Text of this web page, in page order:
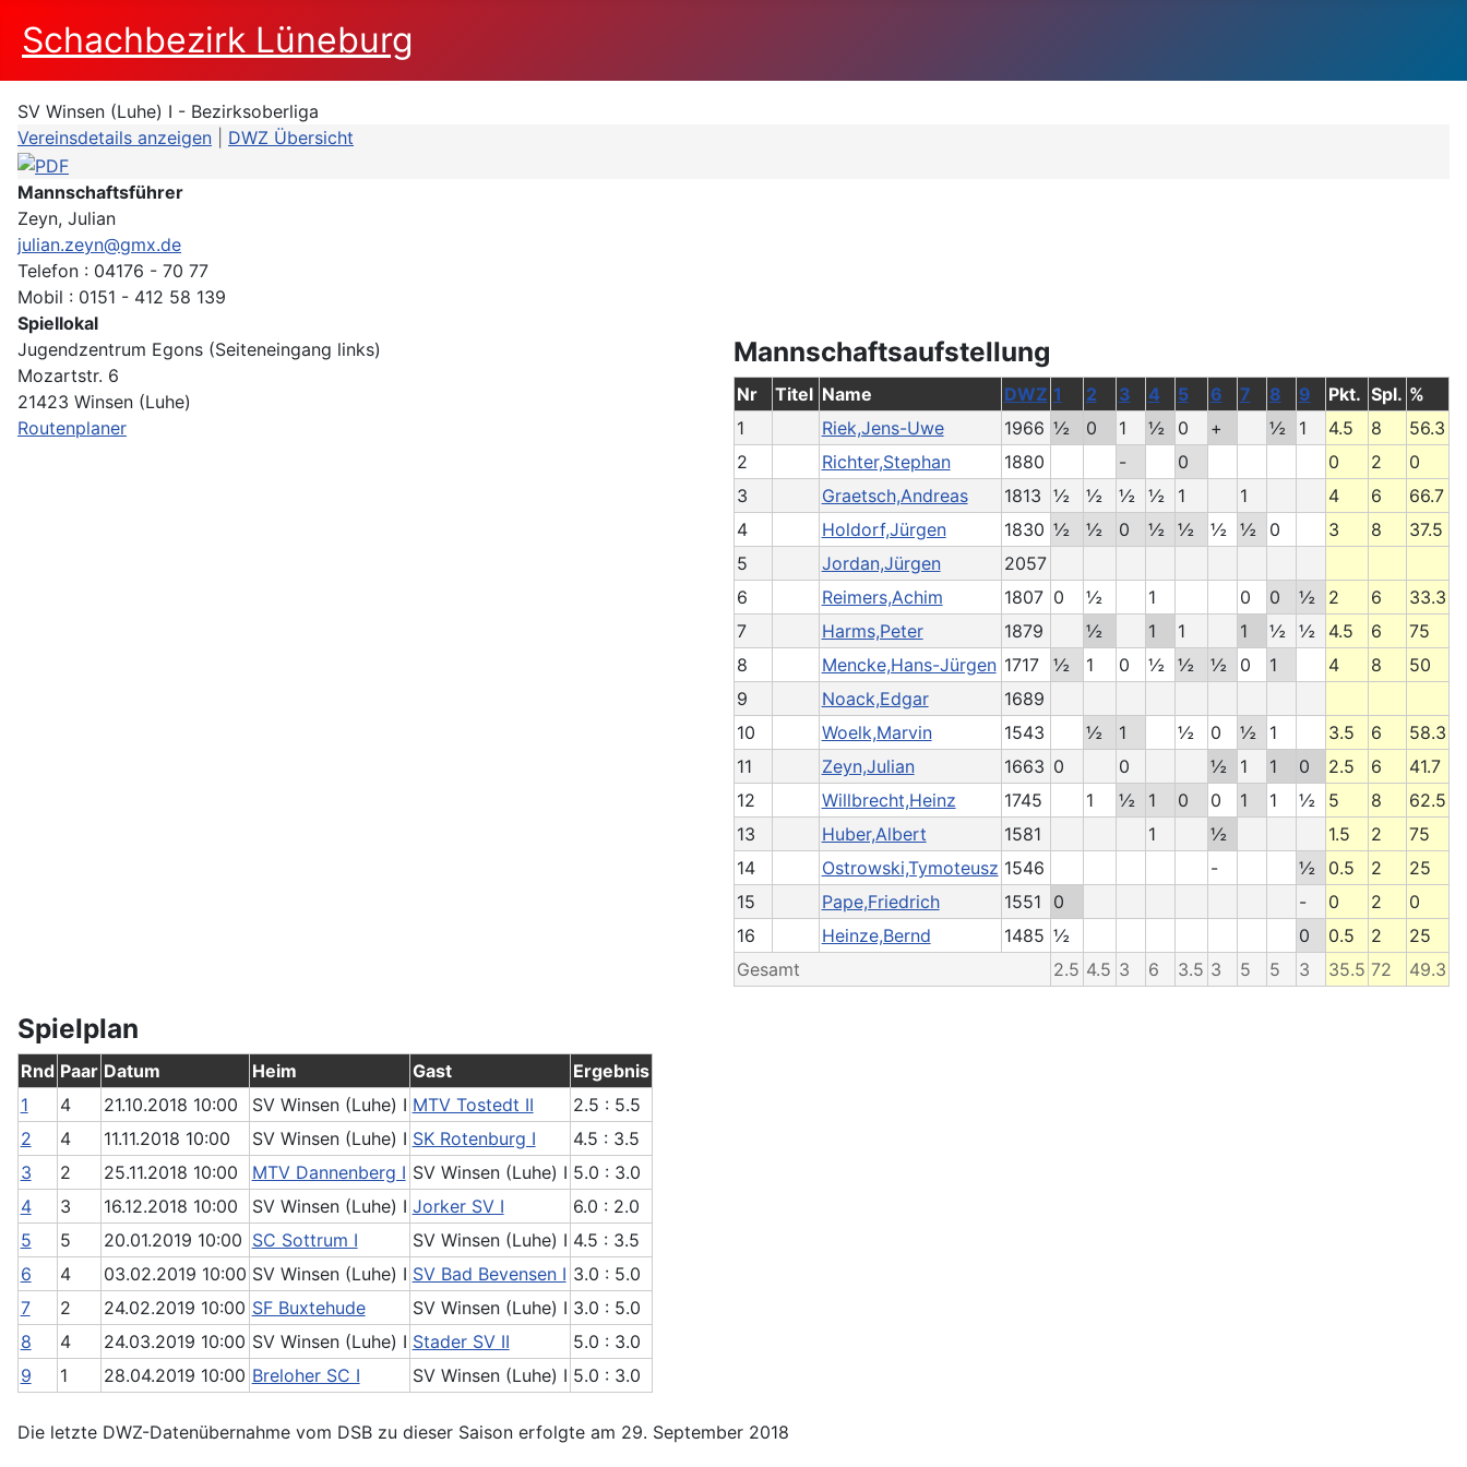
Schachbezirk Lüneburg
SV Winsen (Luhe) I - Bezirksoberliga
Vereinsdetails anzeigen
DWZ Übersicht
Mannschaftsführer
Zeyn, Julian
julian.zeyn@gmx.de
Telefon : 04176 - 70 77
Mobil : 0151 - 412 58 139
Spiellokal
Jugendzentrum Egons (Seiteneingang links)
Mozartstr. 6
21423 Winsen (Luhe)
Routenplaner
Mannschaftsaufstellung
Nr Titel Name DWZ 1 2 3 4 5 6 7 8 9 Pkt. Spl. %
1
Riek,Jens-Uwe 1966 ½ 0 1 ½ 0 + ½ 1 4.5 8
56.3
2
Richter,Stephan 1880 - 0 0 2
0
3
Graetsch,Andreas 1813 ½ ½ ½ ½ 1 1 4 6
66.7
4
Holdorf,Jürgen 1830 ½ ½ 0 ½ ½ ½ ½ 0 3 8
37.5
5
Jordan,Jürgen
2057
6
Reimers,Achim 1807 0 ½ 1 0 0 ½ 2 6
33.3
7
Harms,Peter 1879 ½ 1 1 1 ½ ½ 4.5 6
75
8
Mencke,Hans-Jürgen 1717 ½ 1 0 ½ ½ ½ 0 1 4 8
50
9
Noack,Edgar
1689
10
Woelk,Marvin 1543 ½ 1 ½ 0 ½ 1 3.5 6
58.3
11
Zeyn,Julian 1663 0 0 ½ 1 1 0 2.5 6
41.7
12
Willbrecht,Heinz 1745 1 ½ 1 0 0 1 1 ½ 5 8
62.5
13
Huber,Albert 1581 1 ½ 1.5 2
75
14
Ostrowski,Tymoteusz 1546 - ½ 0.5 2
25
15
Pape,Friedrich 1551 0 - 0 2
0
16
Heinze,Bernd 1485 ½ 0 0.5 2
25
Gesamt
2.5 4.5 3 6 3.5 3 5 5 3 35.5 72 49.3
Spielplan
Rnd Paar Datum Heim Gast
Ergebnis
1
4 21.10.2018 10:00 SV Winsen (Luhe) I MTV Tostedt II
2.5 : 5.5
2
4 11.11.2018 10:00 SV Winsen (Luhe) I SK Rotenburg I
4.5 : 3.5
3
2 25.11.2018 10:00 MTV Dannenberg I SV Winsen (Luhe) I 5.0 : 3.0
4
3 16.12.2018 10:00 SV Winsen (Luhe) I Jorker SV I
6.0 : 2.0
5
5 20.01.2019 10:00 SC Sottrum I SV Winsen (Luhe) I 4.5 : 3.5
6
4 03.02.2019 10:00 SV Winsen (Luhe) I SV Bad Bevensen I 3.0 : 5.0
7
2 24.02.2019 10:00 SF Buxtehude SV Winsen (Luhe) I 3.0 : 5.0
8
4 24.03.2019 10:00 SV Winsen (Luhe) I Stader SV II
5.0 : 3.0
9
1 28.04.2019 10:00 Breloher SC I SV Winsen (Luhe) I 5.0 : 3.0
Die letzte DWZ-Datenübernahme vom DSB zu dieser Saison erfolgte am 29. September 2018